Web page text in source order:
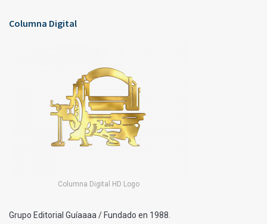
Columna Digital
Columna Digital HD Logo
Grupo Editorial Guíaaaa / Fundado en 1988.